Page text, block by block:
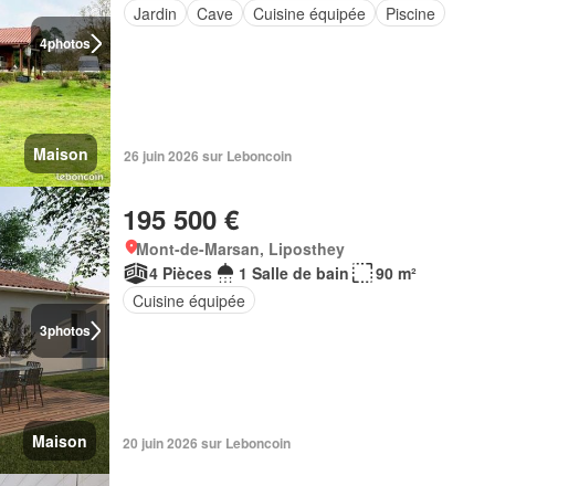
4photos
Maison
Jardin
Cave Cuisine équipée Piscine
26 juin 2026 sur Leboncoin
3photos
Maison
195 500 €
Mont-de-Marsan, Liposthey
4 Pièces
1 Salle de bain
90 m²
Cuisine équipée
20 juin 2026 sur Leboncoin